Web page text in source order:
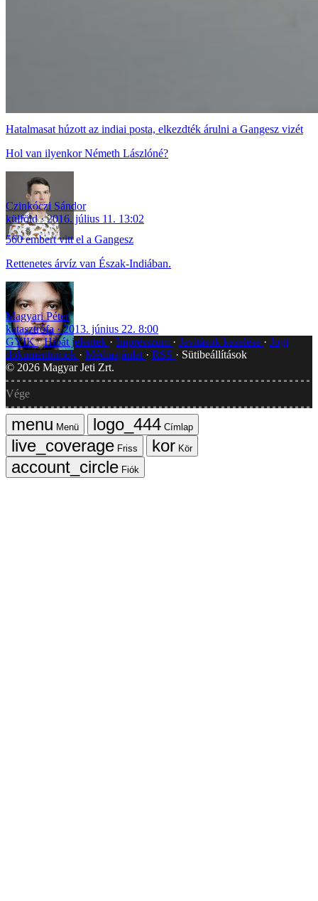
Hatalmasat húzott az indiai posta, elkezdték árulni a Gangesz vizét
Hol van ilyenkor Németh Lászlóné?
Czinkóczi Sándor
külföld
2016. július 11. 13:02
560 embert vitt el a Gangesz
Rettenetes árvíz van Észak-Indiában.
Magyari Péter
katasztrófa
2013. június 22. 8:00
GYIK Hibát jelentek Impresszum Javítások kezelése
Jogi
dokumentumok
Médiaajánlat RSS
Sütibeállítások
© 2026 Magyar Jeti Zrt.
Vége
Menü
Címlap
Friss
Kör
Fiók